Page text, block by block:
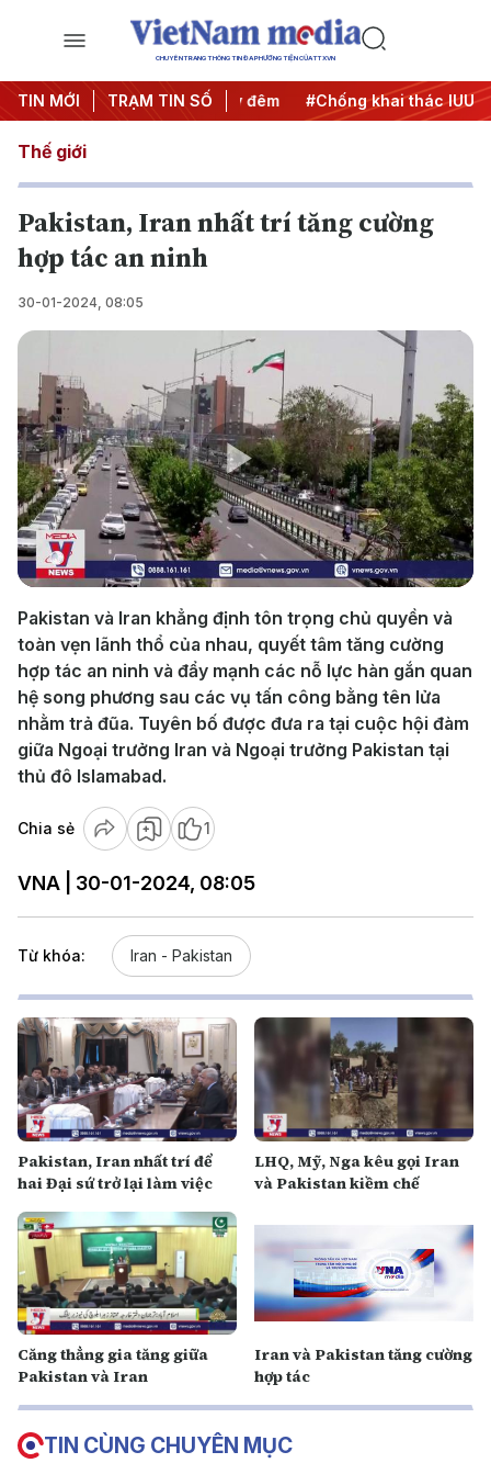
CHUYÊN TRANG THÔNG TIN ĐA PHƯƠNG TIỆN CỦA TTXVN
TIN MỚI TRẠM TIN SỐ
#Chiến dịch 500 ngày đêm #Chống khai thác IUU
Thế giới
Pakistan, Iran nhất trí tăng cường
hợp tác an ninh
30-01-2024, 08:05
Play
Video
Pakistan và Iran khẳng định tôn trọng chủ quyền và
toàn vẹn lãnh thổ của nhau, quyết tâm tăng cường
hợp tác an ninh và đẩy mạnh các nỗ lực hàn gắn quan
hệ song phương sau các vụ tấn công bằng tên lửa
nhằm trả đũa. Tuyên bố được đưa ra tại cuộc hội đàm
giữa Ngoại trưởng Iran và Ngoại trưởng Pakistan tại
thủ đô Islamabad.
Chia sẻ 1
VNA | 30-01-2024, 08:05
Từ khóa: Iran - Pakistan
Pakistan, Iran nhất trí để
hai Đại sứ trở lại làm việc
LHQ, Mỹ, Nga kêu gọi Iran
và Pakistan kiềm chế
Căng thẳng gia tăng giữa
Pakistan và Iran
Iran và Pakistan tăng cường
hợp tác
TIN CÙNG CHUYÊN MỤC